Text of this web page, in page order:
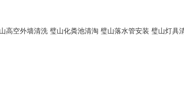
高空外墙清洗 璧山化粪池清淘 璧山落水管安装 璧山灯具